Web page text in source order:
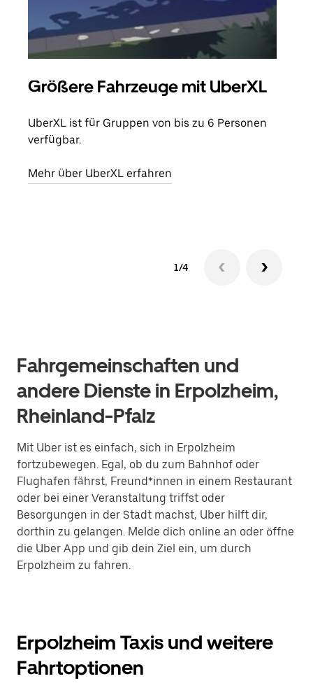
Größere Fahrzeuge mit UberXL
UberXL ist für Gruppen von bis zu 6 Personen
verfügbar.
Mehr über UberXL erfahren
1/4
Fahrgemeinschaften und
andere Dienste in Erpolzheim,
Rheinland-Pfalz
Mit Uber ist es einfach, sich in Erpolzheim
fortzubewegen. Egal, ob du zum Bahnhof oder
Flughafen fährst, Freund*innen in einem Restaurant
oder bei einer Veranstaltung triffst oder
Besorgungen in der Stadt machst, Uber hilft dir,
dorthin zu gelangen. Melde dich online an oder öffne
die Uber App und gib dein Ziel ein, um durch
Erpolzheim zu fahren.
Erpolzheim Taxis und weitere
Fahrtoptionen